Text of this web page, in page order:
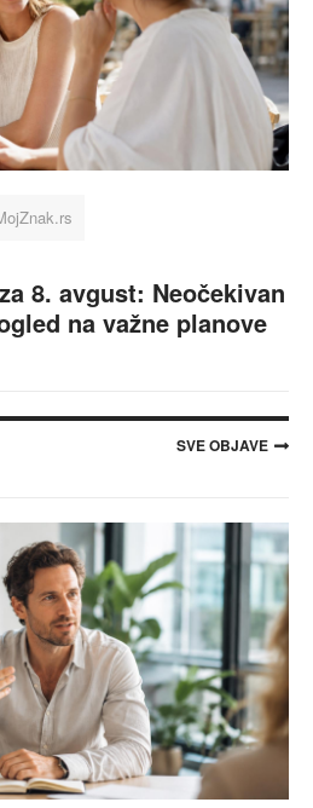
8. avgust: Neočekivan
na važne planove
SVE OBJAVE